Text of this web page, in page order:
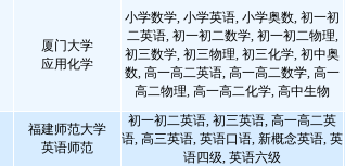
厦门大学
应用化学
小学数学, 小学英语, 小学奥数, 初一初
二英语, 初一初二数学, 初一初二物理,
初三数学, 初三物理, 初三化学, 初中奥
数, 高一高二英语, 高一高二数学, 高一
高二物理, 高一高二化学, 高中生物
福建师范大学
英语师范
初一初二英语, 初三英语, 高一高二英
语, 高三英语, 英语口语, 新概念英语, 英
语四级, 英语六级